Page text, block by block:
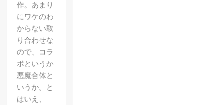
作。あまり
にワケのわ
からない取
り合わせな
ので、コラ
ボというか
悪魔合体と
いうか。と
はいえ、